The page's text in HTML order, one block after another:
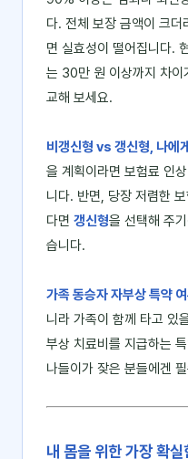
다. 전체 보장 금액이 크
면 실효성이 떨어집니다.
는 30만 원 이상까지 차이
교해 보세요.
비갱신형 vs 갱신형, 나에
을 계획이라면 보험료 인
니다. 반면, 당장 저렴한
다면 갱신형을 선택해 주
습니다.
가족 동승자 자부상 특약
니라 가족이 함께 타고 있
부상 치료비를 지급하는
나들이가 잦은 분들에겐
내 몸을 위한 가장 확